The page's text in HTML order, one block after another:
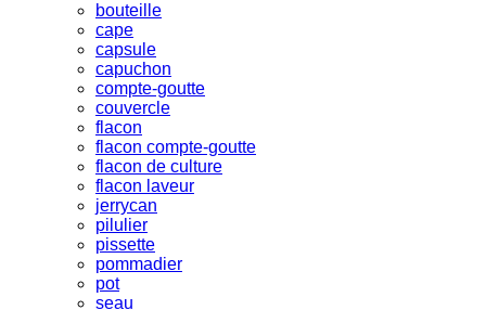
bouteille
cape
capsule
capuchon
compte-goutte
couvercle
flacon
flacon compte-goutte
flacon de culture
flacon laveur
jerrycan
pilulier
pissette
pommadier
pot
seau